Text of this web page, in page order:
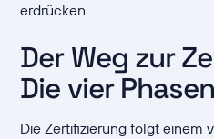
erdrücken.
Der Weg zur
Die vier Phasen
Die Zertifizierung folgt einem